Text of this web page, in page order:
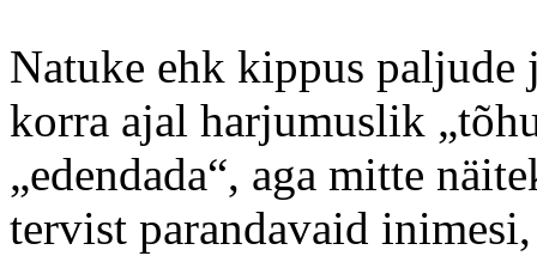
Natuke ehk kippus paljude
korra ajal harjumuslik
„edendada“, aga mitte
tervist parandavaid